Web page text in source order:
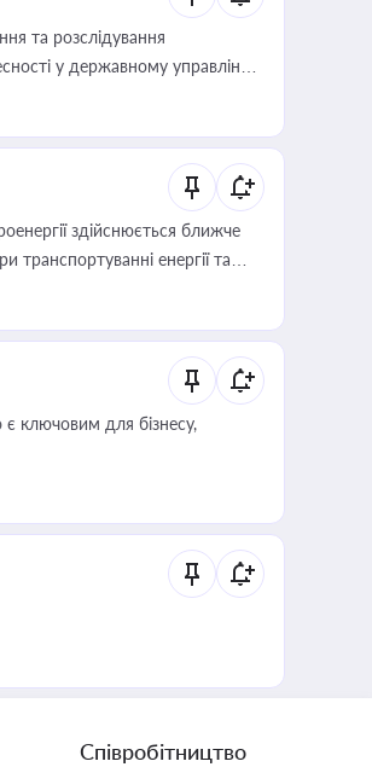
та розслідування
у державному управлінні
здійснюється ближче
енергії та
ключовим для бізнесу,
Співробітництво